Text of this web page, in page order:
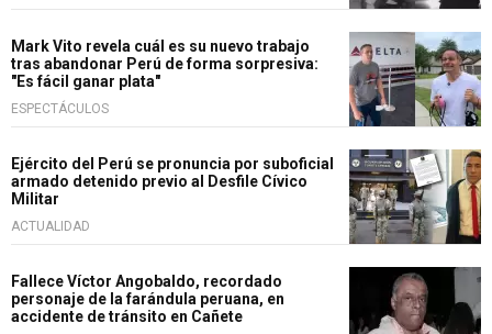
Mark Vito revela cuál es su nuevo trabajo
tras abandonar Perú de forma sorpresiva:
"Es fácil ganar plata"
ESPECTÁCULOS
Ejército del Perú se pronuncia por suboficial
armado detenido previo al Desfile Cívico
Militar
ACTUALIDAD
Fallece Víctor Angobaldo, recordado
personaje de la farándula peruana, en
accidente de tránsito en Cañete